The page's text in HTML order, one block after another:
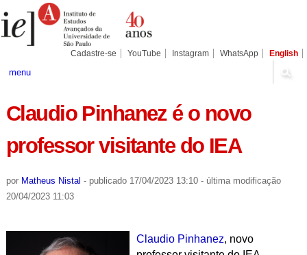
para
conteúdo.
Pessoais
Cadastre-se YouTube Instagram WhatsApp English
menu
Claudio Pinhanez é o novo
professor visitante do IEA
por Matheus Nistal - publicado17/04/2023 13:10 - última modificação
20/04/2023 11:03
Claudio Pinhanez, novo